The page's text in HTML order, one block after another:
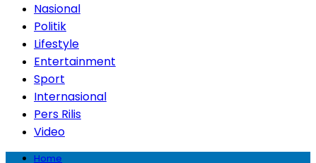
Nasional
Politik
Lifestyle
Entertainment
Sport
Internasional
Pers Rilis
Video
Home